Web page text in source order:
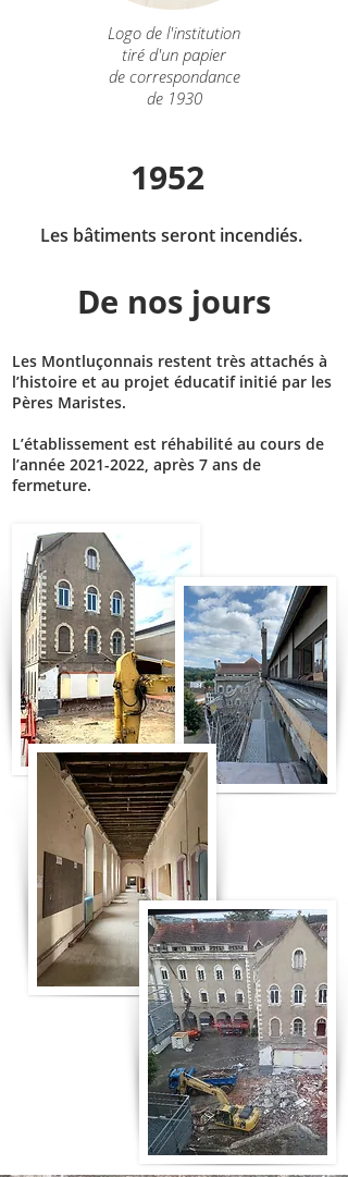
Logo de l'institution
tiré d'un papier
de correspondance
de 1930
Les bâtiments seront incendiés.
1952
Les Montluçonnais restent très attachés à
l’histoire et au projet éducatif initié par les
Pères Maristes.
L’établissement est réhabilité au cours de
l’année 2021-2022, après 7 ans de
fermeture.
De nos jours